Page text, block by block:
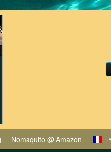
Nomaquito @ Amazon